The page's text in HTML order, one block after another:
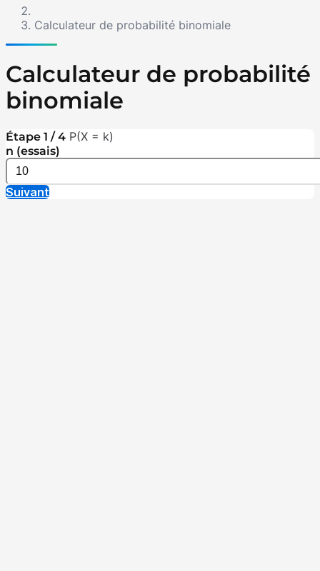
Calculateur de probabilité binomiale
Calculateur de probabilité
binomiale
Étape 1 / 4 P(X = k)
n (essais)
Suivant